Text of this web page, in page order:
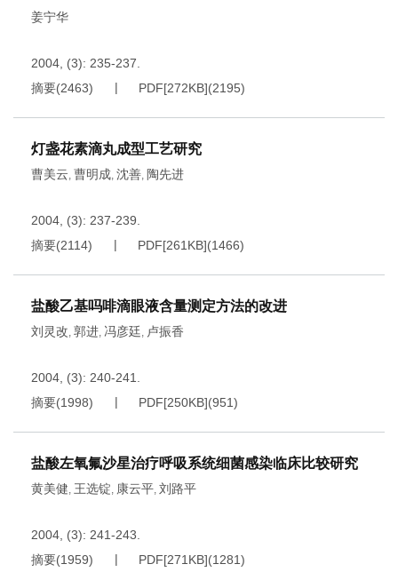
姜宁华
2004, (3): 235-237.
摘要(2463) PDF[272KB](2195)
灯盏花素滴丸成型工艺研究
曹美云, 曹明成, 沈善, 陶先进
2004, (3): 237-239.
摘要(2114) PDF[261KB](1466)
盐酸乙基吗啡滴眼液含量测定方法的改进
刘灵改, 郭进, 冯彦廷, 卢振香
2004, (3): 240-241.
摘要(1998) PDF[250KB](951)
盐酸左氧氟沙星治疗呼吸系统细菌感染临床比较研究
黄美健, 王选锭, 康云平, 刘路平
2004, (3): 241-243.
摘要(1959) PDF[271KB](1281)